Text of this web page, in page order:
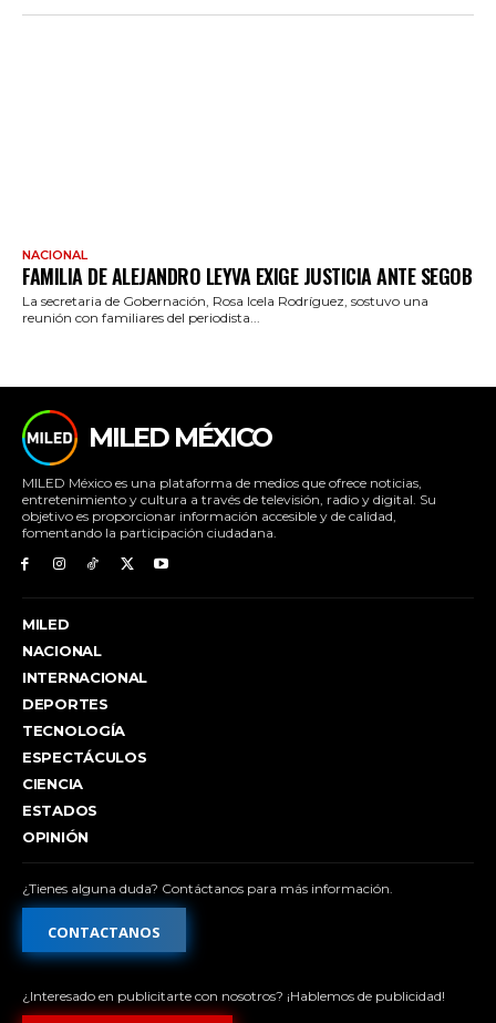
NACIONAL
FAMILIA DE ALEJANDRO LEYVA EXIGE JUSTICIA ANTE SEGOB
La secretaria de Gobernación, Rosa Icela Rodríguez, sostuvo una
reunión con familiares del periodista...
MILED MÉXICO
MILED México es una plataforma de medios que ofrece noticias,
entretenimiento y cultura a través de televisión, radio y digital. Su
objetivo es proporcionar información accesible y de calidad,
fomentando la participación ciudadana.
MILED
NACIONAL
INTERNACIONAL
DEPORTES
TECNOLOGÍA
ESPECTÁCULOS
CIENCIA
ESTADOS
OPINIÓN
¿Tienes alguna duda? Contáctanos para más información.
CONTACTANOS
¿Interesado en publicitarte con nosotros? ¡Hablemos de publicidad!